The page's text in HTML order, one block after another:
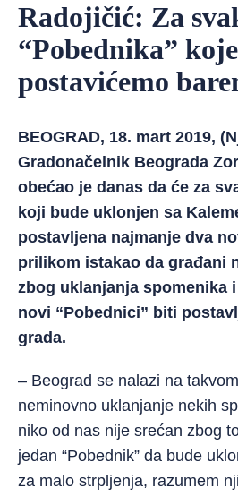
Radojičić: Za
“Pobednika”
postavićemo
BEOGRAD, 18. mart 2019,
Gradonačelnik Beograda
obećao je danas da će za
koji bude uklonjen sa
postavljena najmanje dva
prilikom istakao da građani
zbog uklanjanja spomenika
novi “Pobednici” biti
grada.
– Beograd se nalazi na
neminovno uklanjanje nekih
niko od nas nije srećan zbog
jedan “Pobednik” da bude
za malo strpljenja, razumem